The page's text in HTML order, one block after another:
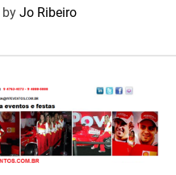
by Jo Ribeiro